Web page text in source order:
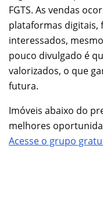
FGTS. As vendas
plataformas digitais,
interessados,
pouco divulgado é
valorizados, o que
futura.
Imóveis abaixo do
melhores
Acesse o grupo